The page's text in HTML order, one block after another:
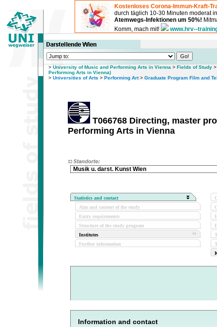
Kostenloses Corona-Immun-Kraft-
durch täglich 10-30 Minuten moderat
Atemwegs-Infektionen um 50%!
Komm, mach mit!
www.hrv--
> University of Music and Performing Arts in Vienna > Fields of Study
Performing Arts in Vienna)
> Universities of Arts > Performing Art> Graduate Program Film and
T066768 Directing, master
Performing Arts in Vienna
Musik u. darst. Kunst Wien
Statistics and contact
Aim and content of the study
Entry requirements
Structure of the study program
Institutes
Further information
Information and contact